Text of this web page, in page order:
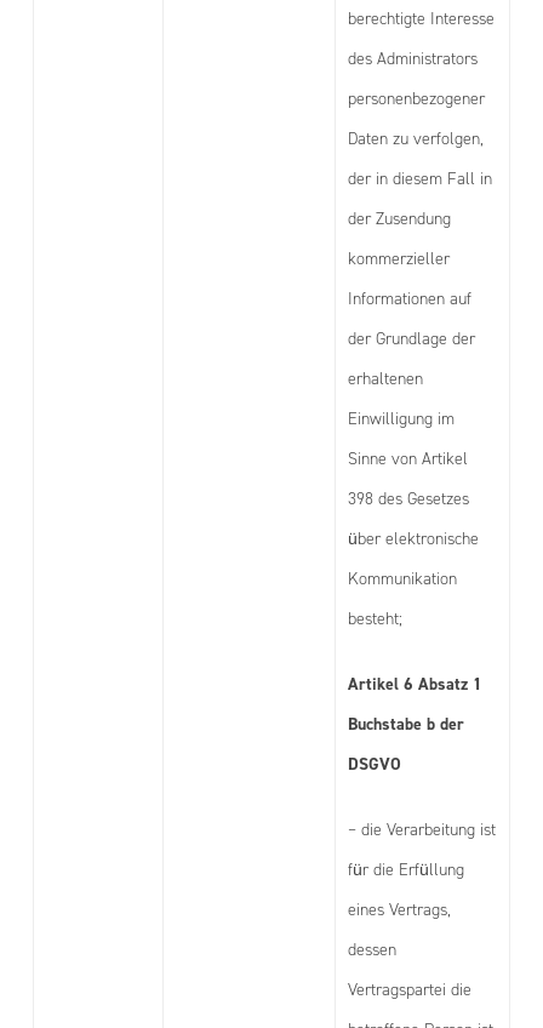
berechtigte Interesse
des Administrators
personenbezogener
Daten zu verfolgen,
der in diesem Fall in
der Zusendung
kommerzieller
Informationen auf
der Grundlage der
erhaltenen
Einwilligung im
Sinne von Artikel
398 des Gesetzes
über elektronische
Kommunikation
besteht;
Artikel 6 Absatz 1
Buchstabe b der
DSGVO
– die Verarbeitung ist
für die Erfüllung
eines Vertrags,
dessen
Vertragspartei die